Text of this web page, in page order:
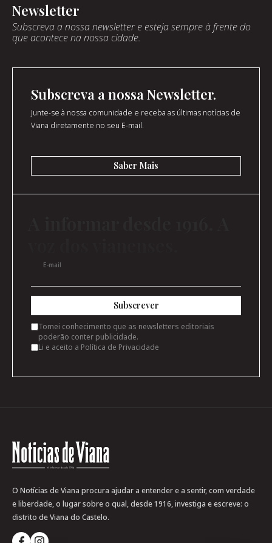
Newsletter
Subscreva a nossa newsletter e esteja sempre à frente do
que acontece na nossa cidade.
Subscreva a nossa Newsletter.
Junte-se à nossa comunidade e receba as últimas notícias de
Viana diretamente no seu E-mail.
Saber Mais
E-mail
Subscrever
Tomei conhecimento que as newsletters editoriais
poderão conter publicidade.
Li e aceito a Política de Privacidade
O Notícias de Viana procura ajudar a entender e a sentir, com verdade
e liberdade, o lugar sobre o qual, desde 1916, investiga e escreve: o
distrito de Viana do Castelo.